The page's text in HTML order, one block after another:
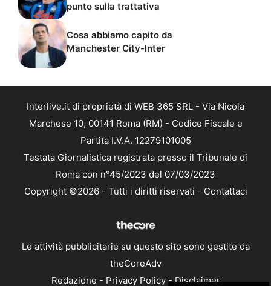
punto sulla trattativa
Cosa abbiamo capito da
Manchester City-Inter
Interlive.it di proprietà di WEB 365 SRL - Via Nicola
Marchese 10, 00141 Roma (RM) - Codice Fiscale e
Partita I.V.A. 12279101005
Testata Giornalistica registrata presso il Tribunale di
Roma con n°45/2023 del 07/03/2023
Copyright ©2026 - Tutti i diritti riservati - Contattaci
Le attività pubblicitarie su questo sito sono gestite da
theCoreAdv
Redazione - Privacy Policy-Disclaimer